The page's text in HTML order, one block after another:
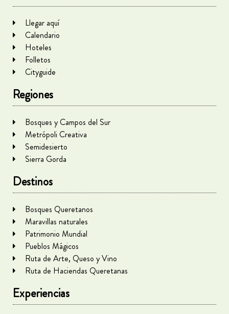
Llegar aquí
Calendario
Hoteles
Folletos
Cityguide
Regiones
Bosques y Campos del Sur
Metrópoli Creativa
Semidesierto
Sierra Gorda
Destinos
Bosques Queretanos
Maravillas naturales
Patrimonio Mundial
Pueblos Mágicos
Ruta de Arte, Queso y Vino
Ruta de Haciendas Queretanas
Experiencias